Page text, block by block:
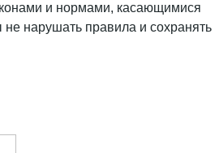
и нормами, касающимися
нарушать правила и сохранять